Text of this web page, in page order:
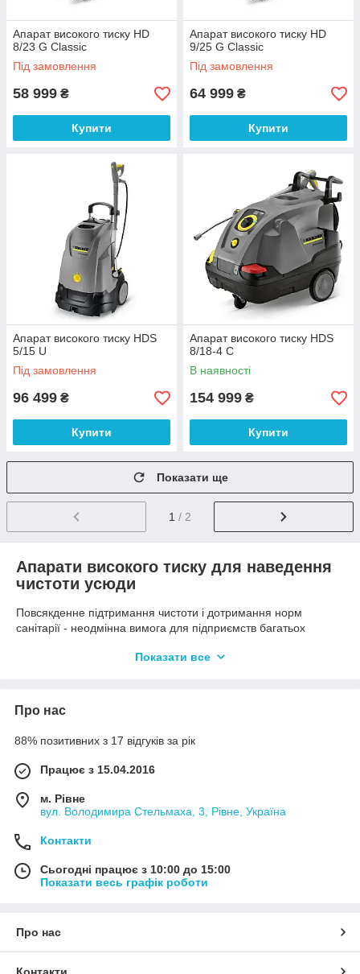
Апарат високого тиску HD
8/23 G Classic
Під замовлення
58 999 ₴
Купити
Апарат високого тиску HD
9/25 G Classic
Під замовлення
64 999 ₴
Купити
Апарат високого тиску HDS
5/15 U
Під замовлення
96 499 ₴
Купити
Апарат високого тиску HDS
8/18-4 C
В наявності
154 999 ₴
Купити
Показати ще
1 / 2
Апарати високого тиску для наведення
чистоти усюди
Повсякденне підтримання чистоти і дотримання норм
санітарії - неодмінна вимога для підприємств багатьох
При цьому вимоги до апаратів високого тиску так само
чистячі засоби, забезпечують задоволення будь-яких потреб.
шкірного.
Показати все
Про нас
88% позитивних з 17 відгуків за рік
Працює з 15.04.2016
м. Рівне
вул. Володимира Стельмаха, 3, Рівне, Україна
Контакти
Сьогодні працює з 10:00 до 15:00
Показати весь графік роботи
Про нас